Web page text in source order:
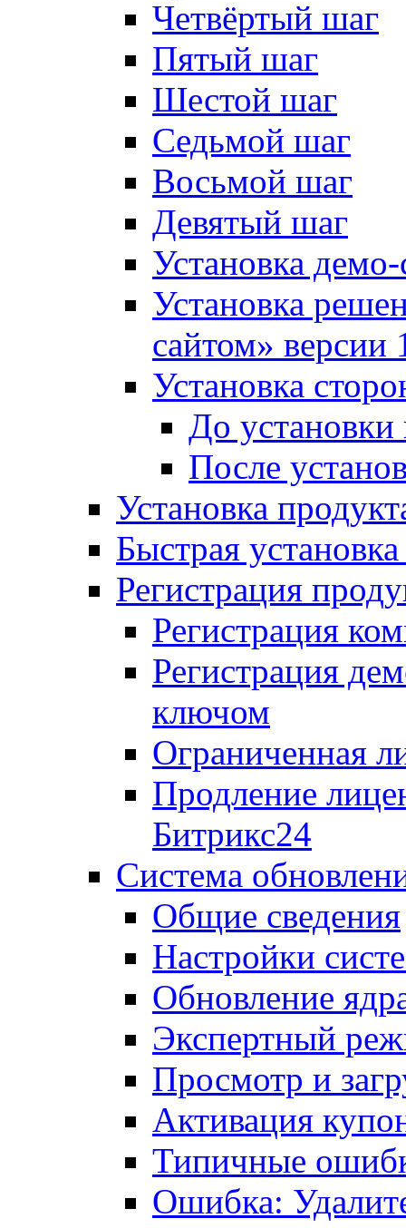
Четвёртый шаг
Пятый шаг
Шестой шаг
Седьмой шаг
Восьмой шаг
Девятый шаг
Установка
Установка
сайтом»
Установка
До установки
После
Установка
Быстрая
Регистрация
Регистрация
Регистрация
ключом
Ограниченная
Продление
Битрикс24
Система
Общие сведения
Настройки
Обновление
Экспертный
Просмотр и
Активация
Типичные
Ошибка: